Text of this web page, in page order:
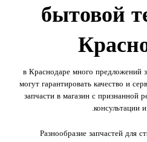
бытовой
в Краснодаре много предложений
могут гарантировать качество и
запчасти в магазин с признанной
консультации
Разнообразие запчастей для